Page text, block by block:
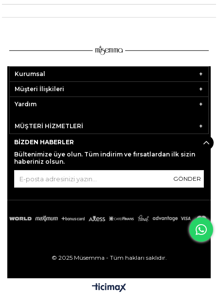
Kurumsal
Müşteri İlişkileri
Yardım
MÜŞTERİ HİZMETLERİ
BIZDEN HABERLER
Bültenimize üye olun. Tüm indirim ve fırsatlardan ilk sizin
haberiniz olsun.
GÖNDER
© 2025 Müsemma - Tüm hakları saklıdır.